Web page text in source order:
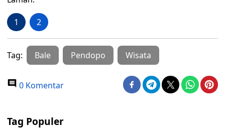
1 2
Tag: Bale Pendopo Wisata
0 Komentar
Tag Populer